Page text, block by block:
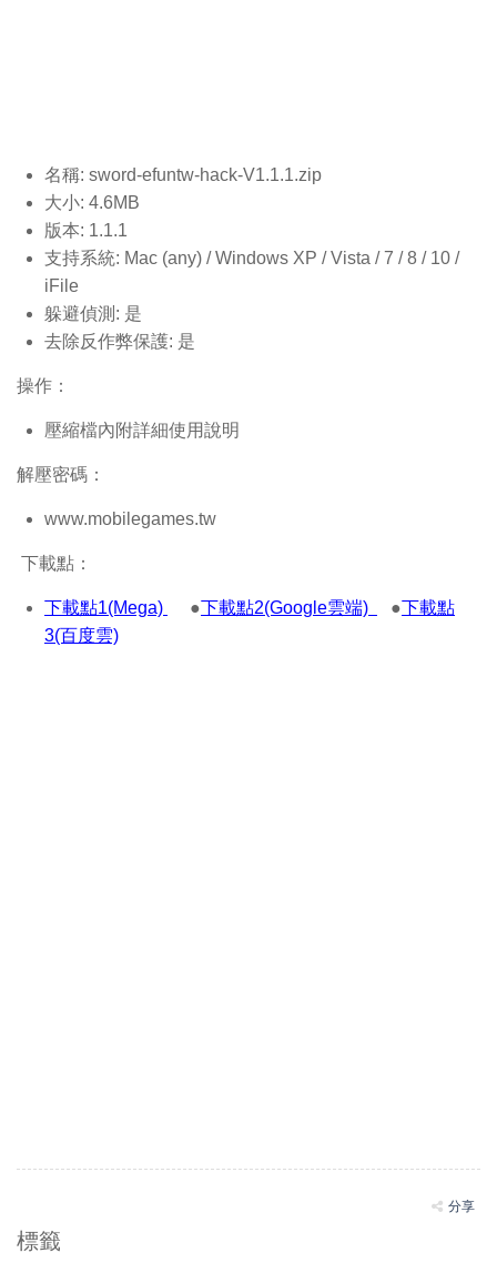
名稱: sword-efuntw-hack-V1.1.1.zip
大小: 4.6MB
版本: 1.1.1
支持系統: Mac (any) / Windows XP / Vista / 7 / 8 / 10 /
iFile
躲避偵測: 是
去除反作弊保護: 是
操作：
壓縮檔內附詳細使用說明
解壓密碼：
www.mobilegames.tw
下載點：
下載點1(Mega) ●下載點2(Google雲端) ●下載點
3(百度雲)
分享
標籤